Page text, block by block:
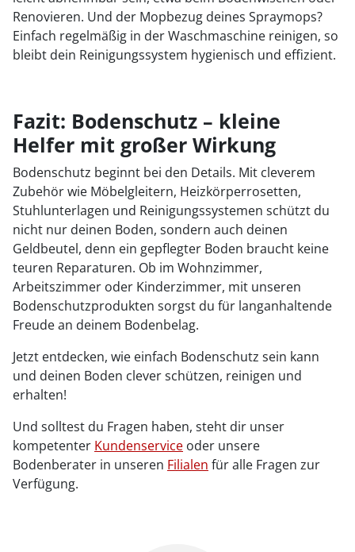
Renovieren. Und der Mopbezug deines Spraymops?
Einfach regelmäßig in der Waschmaschine reinigen, so
bleibt dein Reinigungssystem hygienisch und effizient.
Fazit: Bodenschutz – kleine
Helfer mit großer Wirkung
Bodenschutz beginnt bei den Details. Mit cleverem
Zubehör wie Möbelgleitern, Heizkörperrosetten,
Stuhlunterlagen und Reinigungssystemen schützt du
nicht nur deinen Boden, sondern auch deinen
Geldbeutel, denn ein gepflegter Boden braucht keine
teuren Reparaturen. Ob im Wohnzimmer,
Arbeitszimmer oder Kinderzimmer, mit unseren
Bodenschutzprodukten sorgst du für langanhaltende
Freude an deinem Bodenbelag.
Jetzt entdecken, wie einfach Bodenschutz sein kann
und deinen Boden clever schützen, reinigen und
erhalten!
Und solltest du Fragen haben, steht dir unser
kompetenter Kundenservice oder unsere
Bodenberater in unseren Filialen für alle Fragen zur
Verfügung.